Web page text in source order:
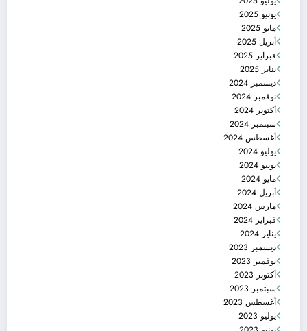
يونيو 2025
مايو 2025
أبريل 2025
فبراير 2025
يناير 2025
ديسمبر 2024
نوفمبر 2024
أكتوبر 2024
سبتمبر 2024
أغسطس 2024
يوليو 2024
يونيو 2024
مايو 2024
أبريل 2024
مارس 2024
فبراير 2024
يناير 2024
ديسمبر 2023
نوفمبر 2023
أكتوبر 2023
سبتمبر 2023
أغسطس 2023
يوليو 2023